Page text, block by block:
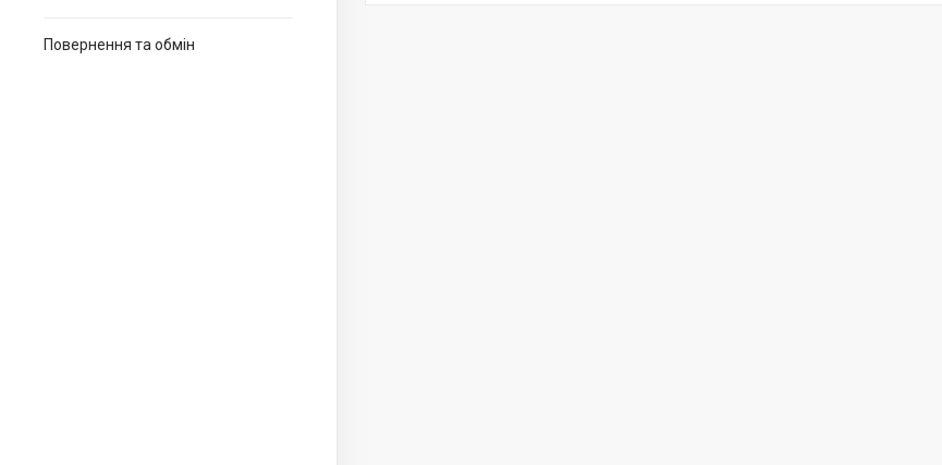
Повернення та обмін